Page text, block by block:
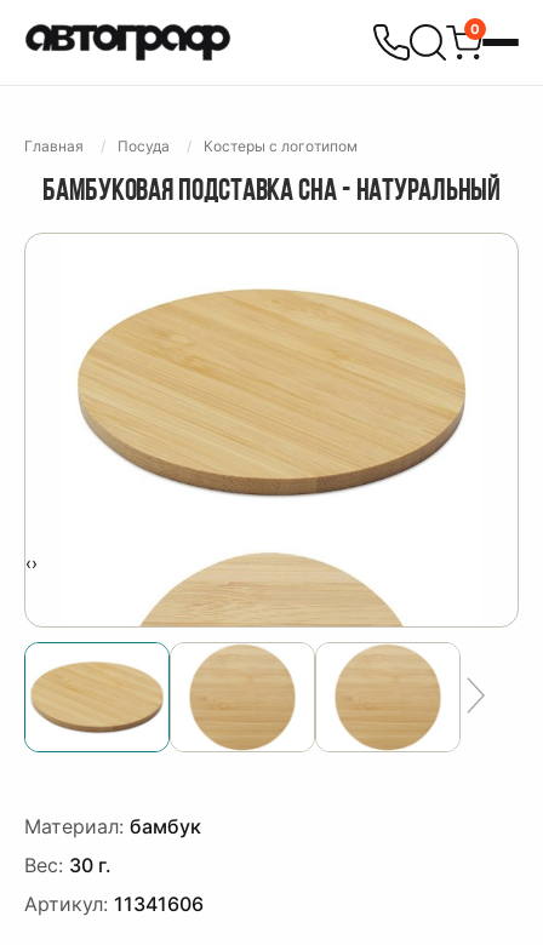
0
Главная Посуда Костеры с логотипом
БАМБУКОВАЯ ПОДСТАВКА CHA - НАТУРАЛЬНЫЙ
‹›
Материал: бамбук
Вес: 30 г.
Артикул: 11341606